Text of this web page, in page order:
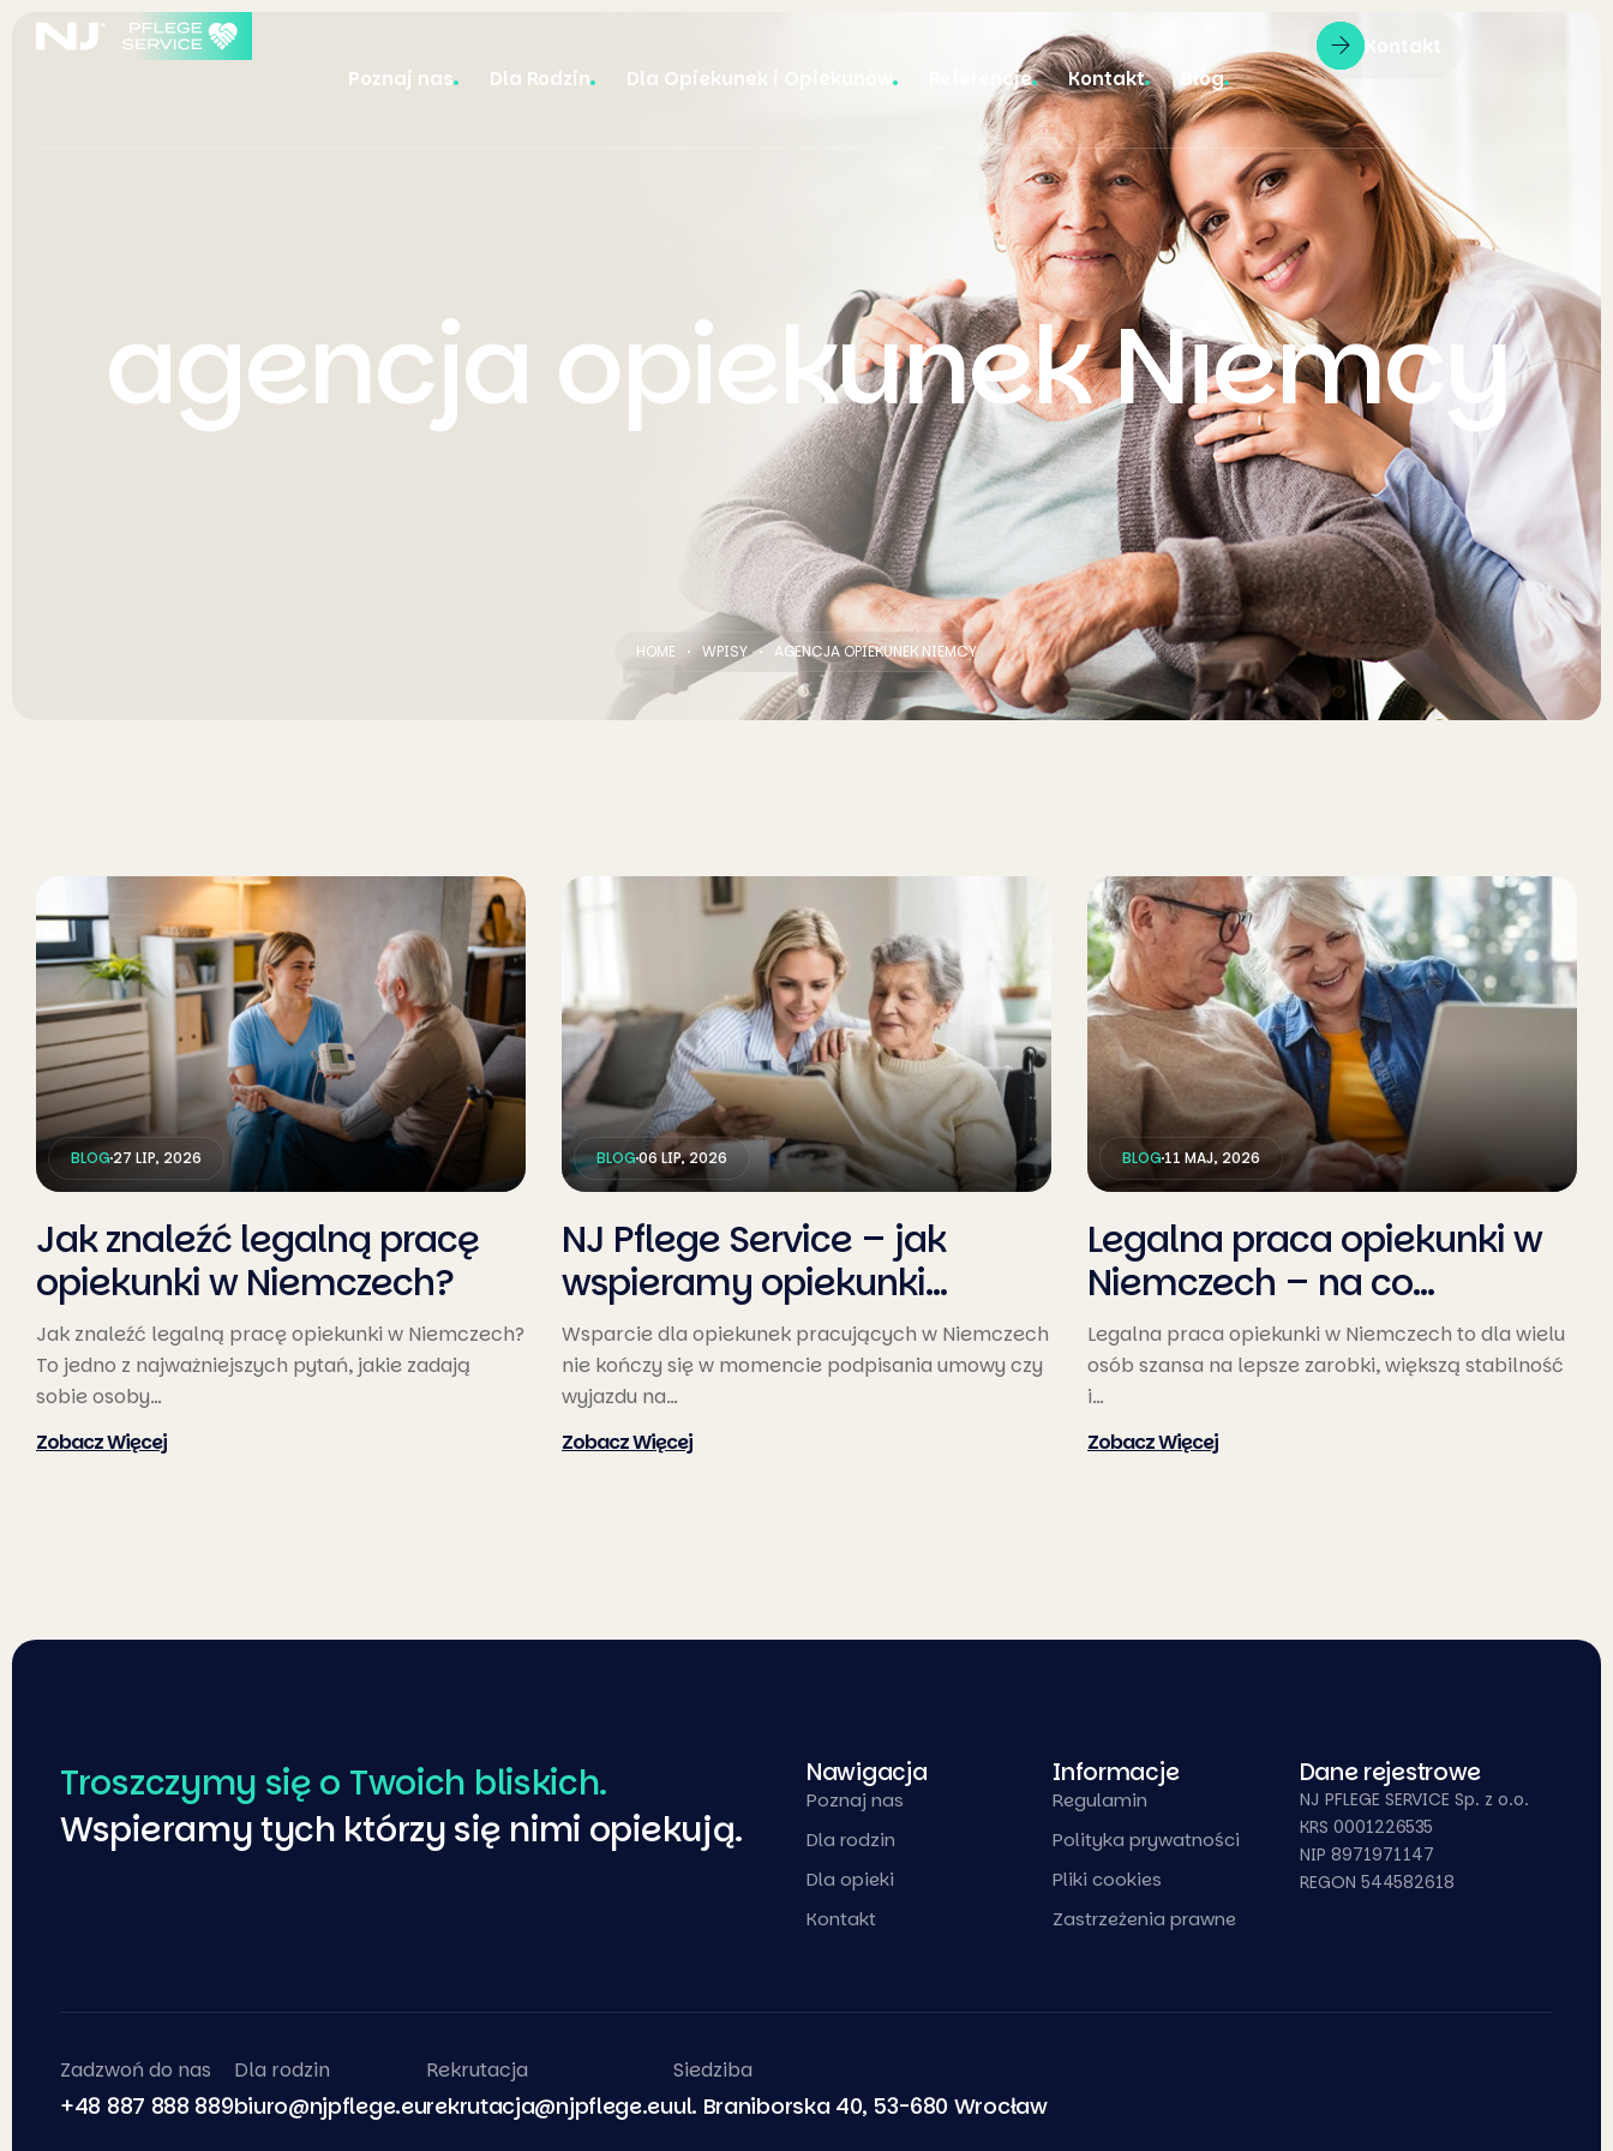
Poznaj nas Dla Rodzin Dla Opiekunek i Opiekunów Referencje Kontakt Blog
Kontakt
agencja opiekunek Niemcy
HOME WPISY AGENCJA OPIEKUNEK NIEMCY
BLOG 27 LIP, 2026
Jak znaleźć legalną pracę
opiekunki w Niemczech?
Jak znaleźć legalną pracę opiekunki w Niemczech?
To jedno z najważniejszych pytań, jakie zadają
sobie osoby…
BLOG06 LIP, 2026
NJ Pflege Service – jak
wspieramy opiekunki
pracujące…
Wsparcie dla opiekunek pracujących w Niemczech
nie kończy się w momencie podpisania umowy czy
wyjazdu na…
BLOG 11 MAJ, 2026
Legalna praca opiekunki w
Niemczech – na co…
Legalna praca opiekunki w Niemczech to dla wielu
osób szansa na lepsze zarobki, większą stabilność
i…
Troszczymy się o Twoich bliskich.
Wspieramy tych którzy się nimi opiekują.
Nawigacja
Poznaj nas
Dla rodzin
Dla opieki
Kontakt
Informacje
Regulamin
Polityka prywatności
Pliki cookies
Zastrzeżenia prawne
Dane rejestrowe
NJ PFLEGE SERVICE Sp. z o.o.
KRS 0001226535
NIP 8971971147
REGON 544582618
Zadzwoń do nas
+48 887 888 889
Dla rodzin
biuro@njpflege.eu
Rekrutacja
rekrutacja@njpflege.eu
Siedziba
ul. Braniborska 40, 53-680 Wrocław